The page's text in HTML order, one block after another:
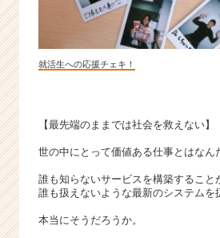
サ
イ
ト
チ
リ
（C
h
e
r
就活生への応援チェキ！
【最先端のままでは社会を救えない】
世の中にとって価値ある仕事とはなん
誰も知らないサービスを構築すること
誰も扱えないような最新のシステムを
本当にそうだろうか。